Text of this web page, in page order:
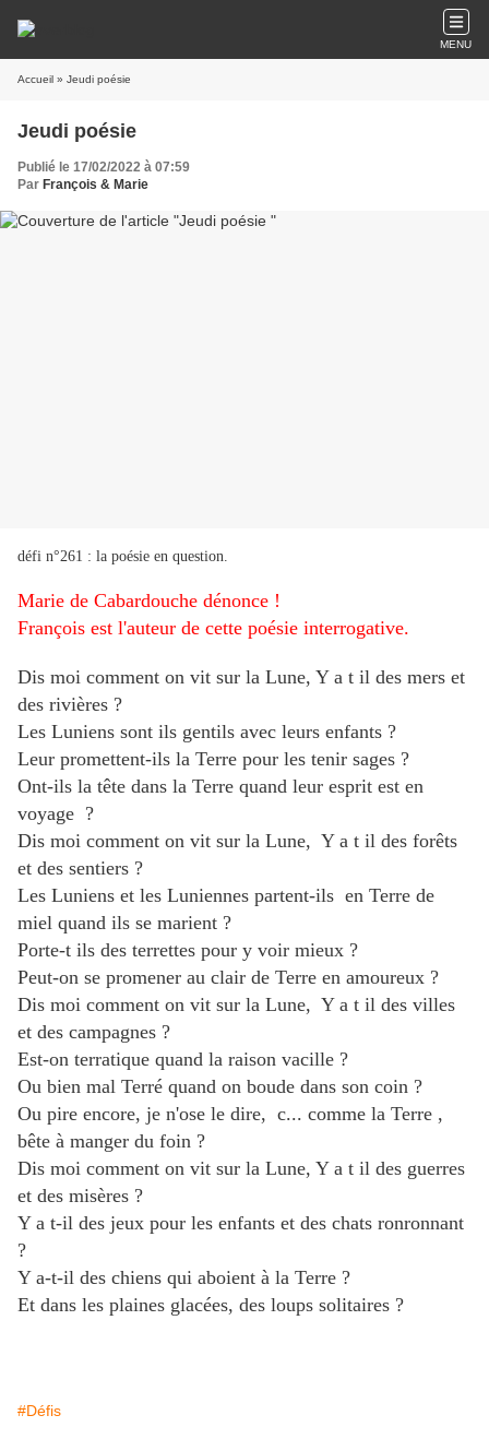
MENU
Accueil » Jeudi poésie
Jeudi poésie
Publié le 17/02/2022 à 07:59
Par François & Marie
défi n°261 : la poésie en question.
Marie de Cabardouche dénonce !
François est l'auteur de cette poésie interrogative.
Dis moi comment on vit sur la Lune, Y a t il des mers et
des rivières ?
Les Luniens sont ils gentils avec leurs enfants ?
Leur promettent-ils la Terre pour les tenir sages ?
Ont-ils la tête dans la Terre quand leur esprit est en
voyage ?
Dis moi comment on vit sur la Lune, Y a t il des forêts
et des sentiers ?
Les Luniens et les Luniennes partent-ils en Terre de
miel quand ils se marient ?
Porte-t ils des terrettes pour y voir mieux ?
Peut-on se promener au clair de Terre en amoureux ?
Dis moi comment on vit sur la Lune, Y a t il des villes
et des campagnes ?
Est-on terratique quand la raison vacille ?
Ou bien mal Terré quand on boude dans son coin ?
Ou pire encore, je n'ose le dire, c... comme la Terre ,
bête à manger du foin ?
Dis moi comment on vit sur la Lune, Y a t il des guerres
et des misères ?
Y a t-il des jeux pour les enfants et des chats ronronnant
?
Y a-t-il des chiens qui aboient à la Terre ?
Et dans les plaines glacées, des loups solitaires ?
#Défis